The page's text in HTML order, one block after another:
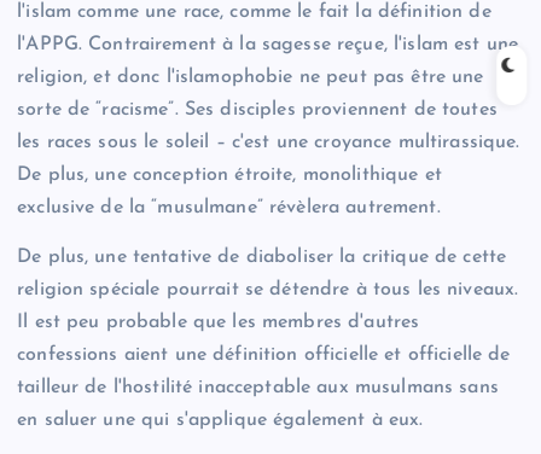
l'islam comme une race, comme le fait la définition de
l'APPG. Contrairement à la sagesse reçue, l'islam est une
religion, et donc l'islamophobie ne peut pas être une
sorte de “racisme”. Ses disciples proviennent de toutes
les races sous le soleil – c'est une croyance multirassique.
De plus, une conception étroite, monolithique et
exclusive de la “musulmane” révèlera autrement.
De plus, une tentative de diaboliser la critique de cette
religion spéciale pourrait se détendre à tous les niveaux.
Il est peu probable que les membres d'autres
confessions aient une définition officielle et officielle de
tailleur de l'hostilité inacceptable aux musulmans sans
en saluer une qui s'applique également à eux.